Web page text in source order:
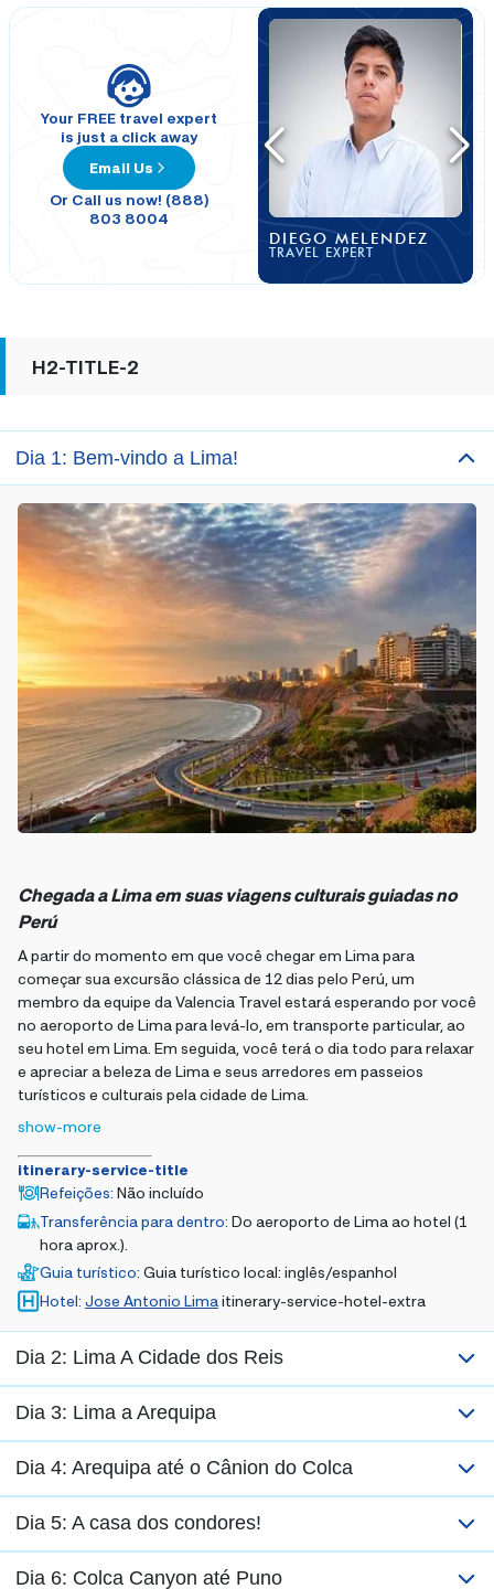
Your FREE travel expert
is just a click away
Email Us
Or Call us now! (888)
803 8004
DIEGO MELENDEZ
TRAVEL EXPERT
H2-TITLE-2
Dia 1: Bem-vindo a Lima!
Chegada a Lima em suas viagens culturais guiadas no
Perú
A partir do momento em que você chegar em Lima para
começar sua excursão clássica de 12 dias pelo Perú, um
membro da equipe da Valencia Travel estará esperando por você
no aeroporto de Lima para levá-lo, em transporte particular, ao
seu hotel em Lima. Em seguida, você terá o dia todo para relaxar
e apreciar a beleza de Lima e seus arredores em passeios
turísticos e culturais pela cidade de Lima.
show-more
itinerary-service-title
Refeições: Não incluído
Transferência para dentro: Do aeroporto de Lima ao hotel (1
hora aprox.).
Guia turístico: Guia turístico local: inglês/espanhol
Hotel: Jose Antonio Limaitinerary-service-hotel-extra
Dia 2: Lima A Cidade dos Reis
Dia 3: Lima a Arequipa
Dia 4: Arequipa até o Cânion do Colca
Dia 5: A casa dos condores!
Dia 6: Colca Canyon até Puno